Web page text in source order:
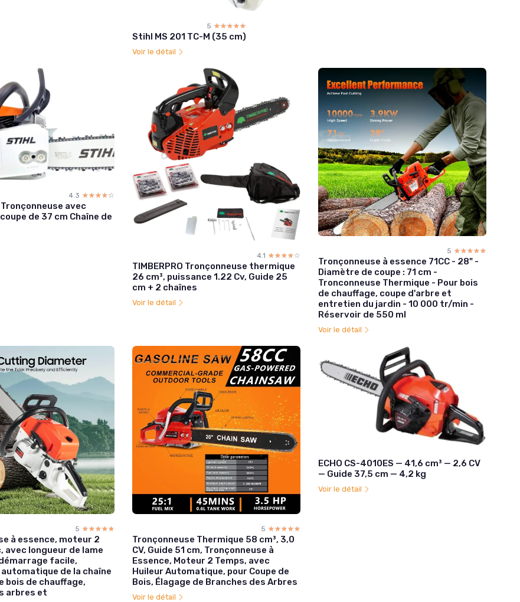
5 ☆☆☆☆☆
★★★★★
Stihl MS 201 TC-M (35 cm)
Voir le détail
4.3 ☆☆☆☆☆
★★★★★
avec
de 37 cm Chaîne de
4.1 ☆☆☆☆☆
★★★★★
TIMBERPRO Tronçonneuse thermique
26 cm³, puissance 1.22 Cv, Guide 25
cm + 2 chaînes
Voir le détail
5 ☆☆☆☆☆
★★★★★
Tronçonneuse à essence 71CC - 28" -
Diamètre de coupe : 71 cm -
Tronconneuse Thermique - Pour bois
de chauffage, coupe d'arbre et
entretien du jardin - 10 000 tr/min -
Réservoir de 550 ml
Voir le détail
5 ☆☆☆☆☆
★★★★★
à essence, moteur 2
avec longueur de lame
facile,
de la chaîne
bois de chauffage,
arbres et
5 ☆☆☆☆☆
★★★★★
Tronçonneuse Thermique 58 cm³, 3,0
CV, Guide 51 cm, Tronçonneuse à
Essence, Moteur 2 Temps, avec
Huileur Automatique, pour Coupe de
Bois, Élagage de Branches des Arbres
Voir le détail
ECHO CS-4010ES — 41,6 cm³ — 2,6 CV
— Guide 37,5 cm — 4,2 kg
Voir le détail